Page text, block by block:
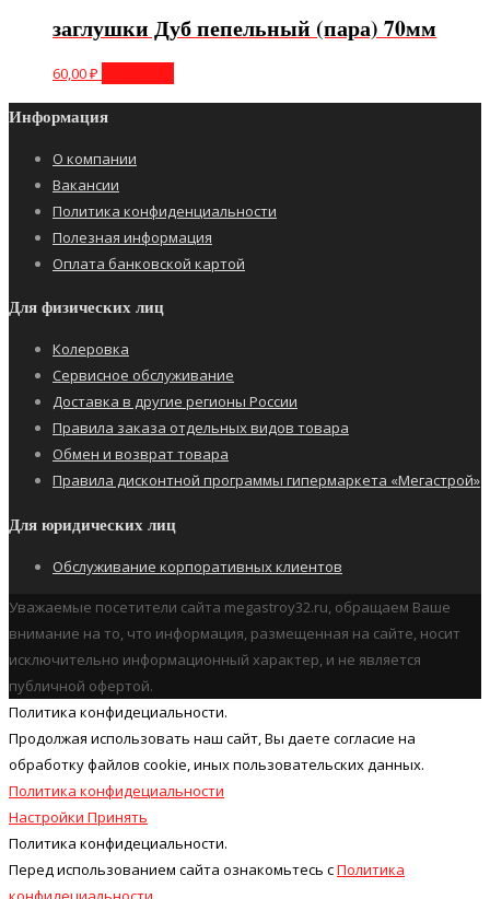
заглушки Дуб пепельный (пара) 70мм
60,00₽
Информация
О компании
Вакансии
Политика конфиденциальности
Полезная информация
Оплата банковской картой
Для физических лиц
Колеровка
Сервисное обслуживание
Доставка в другие регионы России
Правила заказа отдельных видов товара
Обмен и возврат товара
Правила дисконтной программы гипермаркета «Мегастрой»
Для юридических лиц
Обслуживание корпоративных клиентов
Уважаемые посетители сайта megastroy32.ru, обращаем Ваше
внимание на то, что информация, размещенная на сайте, носит
исключительно информационный характер, и не является
публичной офертой.
Политика конфидециальности.
Продолжая использовать наш cайт, Вы даете согласие на
обработку файлов cookie, иных пользовательских данных.
Политика конфидециальности
Настройки Принять
Политика конфидециальности.
Перед использованием сайта ознакомьтесь сПолитика